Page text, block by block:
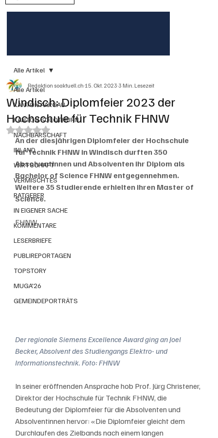
Alle Artikel
KANTON AARGAU
KANTON SOLOTHURN
NACHBARSCHAFT
INLAND
WIRTSCHAFT
VERMISCHTES
RATGEBER
IN EIGENER SACHE
KOMMENTARE
LESERBRIEFE
PUBLIREPORTAGEN
TOPSTORY
MUGA'26
GEMEINDEPORTRÄTS
Alle Artikel
Windisch: Diplomfeier 2023 der
Hochschule für Technik FHNW
Redaktion soaktuell.ch15. Okt. 20233 Min. Lesezeit
Mit NaN von 5 Sternen bewertet.
An der diesjährigen Diplomfeier der Hochschule
für Technik FHNW in Windisch durften 350
Absolventinnen und Absolventen ihr Diplom als
Bachelor of Science FHNW entgegennehmen.
Weitere 35 Studierende erhielten ihren Master of
Science.
FHNW
Der regionale Siemens Excellence Award ging an Joel
Becker, Absolvent des Studiengangs Elektro- und
Informationstechnik. Foto: FHNW
In seiner eröffnenden Ansprache hob Prof. Jürg Christener,
Direktor der Hochschule für Technik FHNW, die
Bedeutung der Diplomfeier für die Absolventen und
Absolventinnen hervor: «Die Diplomfeier gleicht dem
Durchlaufen des Zielbands nach einem langen